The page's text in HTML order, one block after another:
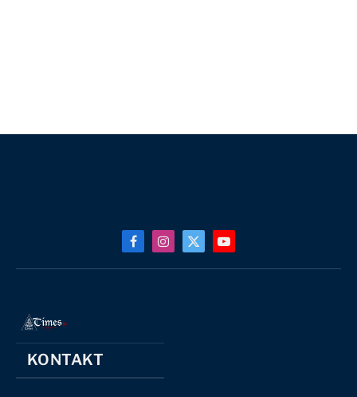
FacebookInstagram
X
(Twitter)
YouTube
KONTAKT